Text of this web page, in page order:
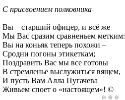
С присвоением полковника
Вы – старший офицер, и всё же
Мы Вас сразим сравненьем метким:
Вы на коньяк теперь похожи –
Сродни погоны этикеткам;
Поздравить Вас мы все готовы
В стремленье выслужиться вящем,
И пусть Вам Алла Пугачева
Живьем споет о «настоящем»! ©